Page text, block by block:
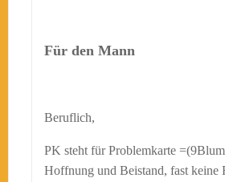
Für den Mann
Beruflich,
PK steht für Problemkarte
Hoffnung und Beistand, fast keine